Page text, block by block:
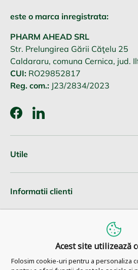
este o marca inregistrata:
PHARM AHEAD SRL
Str. Prelungirea Gării Căţelu 25
Caldararu, comuna Cernica, jud.
CUI: RO29852817
Reg. com.: J23/2834/2023
FacebookLinkedIn
Utile
Informatii clienti
Acest site utilizează
Folosim cookie-uri pentru a personaliza